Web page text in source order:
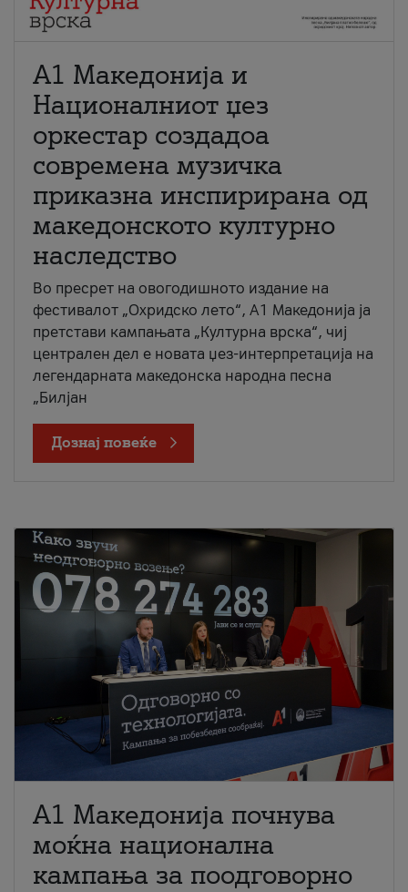
А1 Македонија и
Националниот џез
оркестар создадоа
современа музичка
приказна инспирирана од
македонското културно
наследство
Во пресрет на овогодишното издание на
фестивалот „Охридско лето“, А1 Македонија ја
претстави кампањата „Културна врска“, чиј
централен дел е новата џез-интерпретација на
легендарната македонска народна песна
„Билјан
Дознај повеќе
A1 Македонија почнува
моќна национална
кампања за поодговорно